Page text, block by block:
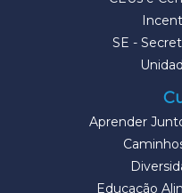
SE -
Aprender
Educação